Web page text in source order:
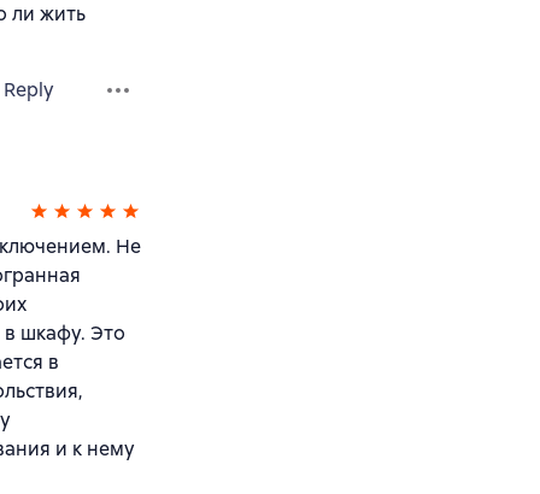
ли жить
Reply
Не
в шкафу. Это
в
и к нему